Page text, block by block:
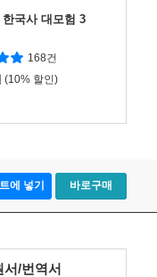
국사 대모험 3
168건
(10% 할인)
에 넣기 바로구매
서/번역서